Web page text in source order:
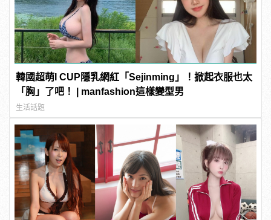
韓國超萌I CUP隱乳網紅「Sejinming」！掀起衣服也太
「胸」了吧！ | manfashion這樣變型男
生活話題